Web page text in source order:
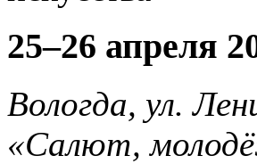
25–26 апреля
Вологда, ул.
«Салют,